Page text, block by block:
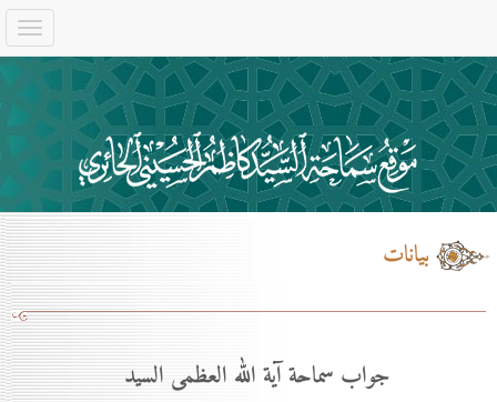
بيانات
جواب سماحة آية الله العظمى السيد